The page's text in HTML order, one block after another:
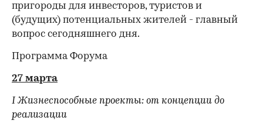
пригороды для инвесторов, туристов и
(будущих) потенциальных жителей - главный
вопрос сегодняшнего дня.
Программа Форума
27 марта
I Жизнеспособные проекты: от концепции до
реализации